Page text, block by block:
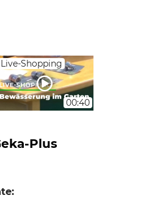
Live-Shopping
00:40
Plus